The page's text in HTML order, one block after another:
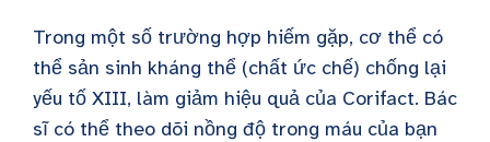
Trong một số trường hợp hiếm gặp, cơ thể có
thể sản sinh kháng thể (chất ức chế) chống lại
yếu tố XIII, làm giảm hiệu quả của Corifact. Bác
sĩ có thể theo dõi nồng độ trong máu của bạn